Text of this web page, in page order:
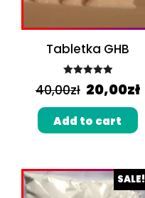
Tabletka GHB
Rated5.00
40,00zł 20,00zł
Add to cart
SALE!